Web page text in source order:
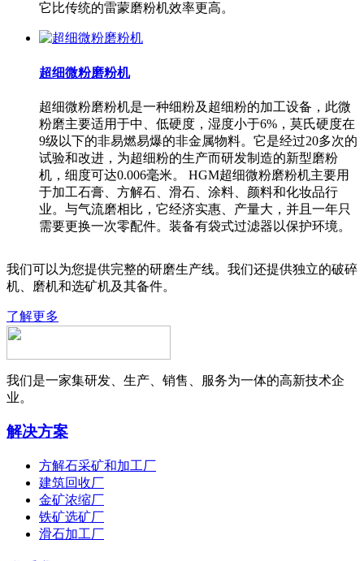
它比传统的雷蒙磨粉机效率更高。
超细微粉磨粉机
超细微粉磨粉机是一种细粉及超细粉的加工设备，此微
粉磨主要适用于中、低硬度，湿度小于6%，莫氏硬度在
9级以下的非易燃易爆的非金属物料。它是经过20多次的
试验和改进，为超细粉的生产而研发制造的新型磨粉
机，细度可达0.006毫米。 HGM超细微粉磨粉机主要用
于加工石膏、方解石、滑石、涂料、颜料和化妆品行
业。与气流磨相比，它经济实惠、产量大，并且一年只
需要更换一次零配件。装备有袋式过滤器以保护环境。
我们可以为您提供完整的研磨生产线。我们还提供独立的破碎
机、磨机和选矿机及其备件。
了解更多
我们是一家集研发、生产、销售、服务为一体的高新技术企
业。
解决方案
方解石采矿和加工厂
建筑回收厂
金矿浓缩厂
铁矿选矿厂
滑石加工厂